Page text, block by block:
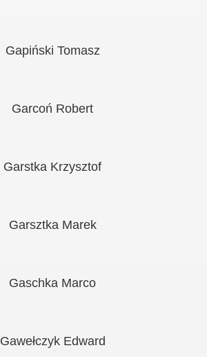
Gapiński Tomasz
Garcoń Robert
Garstka Krzysztof
Garsztka Marek
Gaschka Marco
Gawełczyk Edward